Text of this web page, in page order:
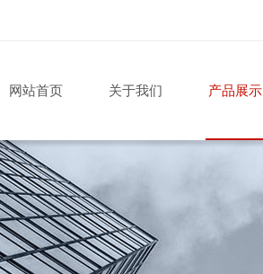
网站首页 关于我们 产品展示